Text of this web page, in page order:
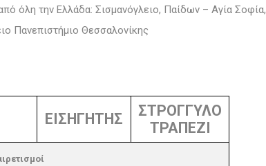
όλη την Ελλάδα: Σισμανόγλειο, Παίδων – Αγία Σοφία,
Πανεπιστήμιο Θεσσαλονίκης
ΕΙΣΗΓΗΤΗΣ
ΣΤΡΟΓΓΥΛΟ
ΤΡΑΠΕΖΙ